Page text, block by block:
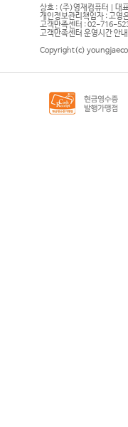
상호 : (주)영재컴퓨터 | 대
개인정보관리책임자 : 고영
고객만족센터 : 02-716-
고객만족센터 운영시간 안
Copyright(c)